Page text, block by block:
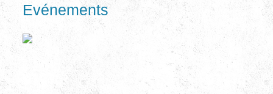
Evénements